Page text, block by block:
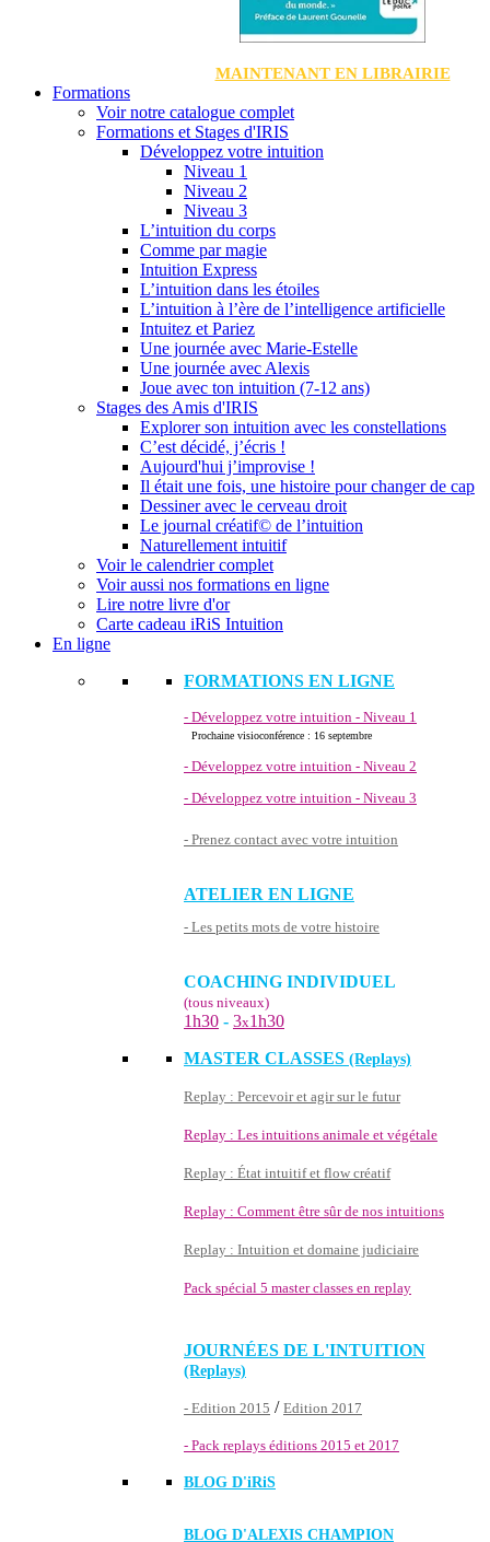
MAINTENANT EN LIBRAIRIE
Formations
Voir notre catalogue complet
Formations et Stages d'IRIS
Développez votre intuition
Niveau 1
Niveau 2
Niveau 3
L’intuition du corps
Comme par magie
Intuition Express
L’intuition dans les étoiles
L’intuition à l’ère de l’intelligence artificielle
Intuitez et Pariez
Une journée avec Marie-Estelle
Une journée avec Alexis
Joue avec ton intuition (7-12 ans)
Stages des Amis d'IRIS
Explorer son intuition avec les constellations
C’est décidé, j’écris !
Aujourd'hui j’improvise !
Il était une fois, une histoire pour changer de cap
Dessiner avec le cerveau droit
Le journal créatif© de l’intuition
Naturellement intuitif
Voir le calendrier complet
Voir aussi nos formations en ligne
Lire notre livre d'or
Carte cadeau iRiS Intuition
En ligne
FORMATIONS EN LIGNE
- Développez votre intuition - Niveau 1
Prochaine visioconférence : 16 septembre
- Développez votre intuition - Niveau 2
- Développez votre intuition - Niveau 3
- Prenez contact avec votre intuition
ATELIER EN LIGNE
- Les petits mots de votre histoire
COACHING INDIVIDUEL
(tous niveaux)
1h30 - 3x1h30
MASTER CLASSES (Replays)
Replay : Percevoir et agir sur le futur
Replay : Les intuitions animale et végétale
Replay : État intuitif et flow créatif
Replay : Comment être sûr de nos intuitions
Replay : Intuition et domaine judiciaire
Pack spécial 5 master classes en replay
JOURNÉES DE L'INTUITION
(Replays)
- Edition 2015 / Edition 2017
- Pack replays éditions 2015 et 2017
BLOG D'iRiS
BLOG D'ALEXIS CHAMPION